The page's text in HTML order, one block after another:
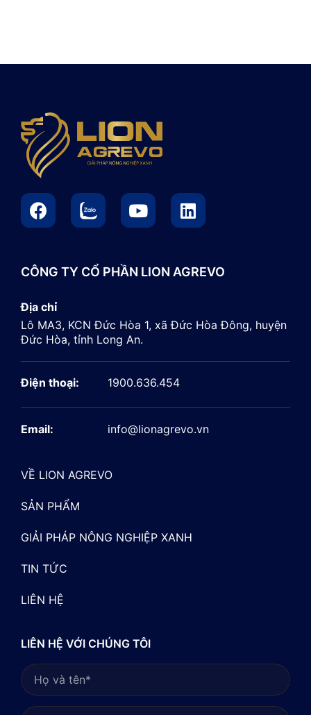
CÔNG TY CỔ PHẦN LION AGREVO
Địa chỉ
Lô MA3, KCN Đức Hòa 1, xã Đức Hòa Đông, huyện
Đức Hòa, tỉnh Long An.
Điện thoại: 1900.636.454
Email: info@lionagrevo.vn
VỀ LION AGREVO
SẢN PHẨM
GIẢI PHÁP NÔNG NGHIỆP XANH
TIN TỨC
LIÊN HỆ
LIÊN HỆ VỚI CHÚNG TÔI